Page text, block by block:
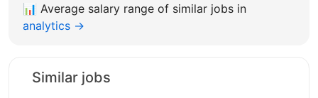
📊 Average salary range of similar jobs in
analytics →
Similar jobs